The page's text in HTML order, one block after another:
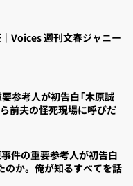
Voices 週刊文春ジャニー
参考人が初告白「木原誠
前夫の怪死現場に呼びだ
事件の重要参考人が初告白
のか。俺が知るすべてを話